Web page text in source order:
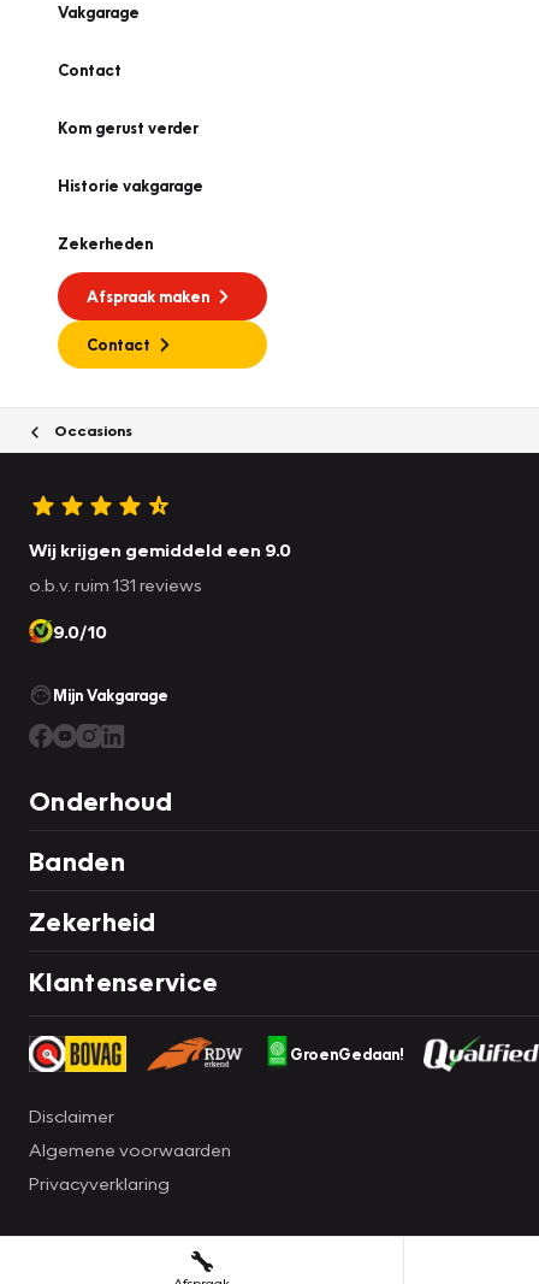
Vakgarage
Contact
Kom gerust verder
Historie vakgarage
Zekerheden
Afspraak maken
Contact
Occasions
Wij krijgen gemiddeld een 9.0
o.b.v. ruim 131 reviews
9.0/10
Mijn Vakgarage
Onderhoud
Banden
Zekerheid
Klantenservice
GroenGedaan!
Disclaimer
Algemene voorwaarden
Privacyverklaring